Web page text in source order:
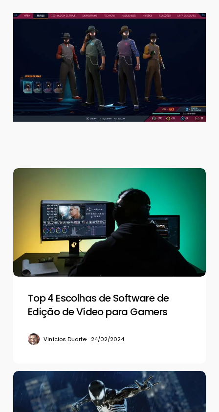
Top
Escolhas
Software
de
Vídeo
GamersTop 4 Escolhas de Software de
Edição de Vídeo para Gamers
Vinícios Duarte 24/02/2024
Marvel’s
Spider-